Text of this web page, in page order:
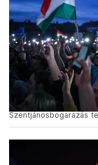
Szentjánosbogarazás